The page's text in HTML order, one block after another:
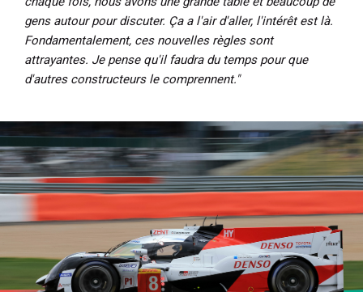
gens autour pour discuter. Ça a l'air d'aller, l'intérêt est là.
Fondamentalement, ces nouvelles règles sont
attrayantes. Je pense qu'il faudra du temps pour que
d'autres constructeurs le comprennent."